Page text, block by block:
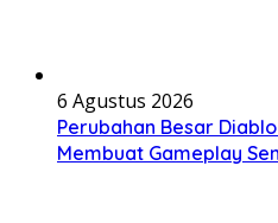
6 Agustus 2026
Perubahan Besar
Membuat Gameplay